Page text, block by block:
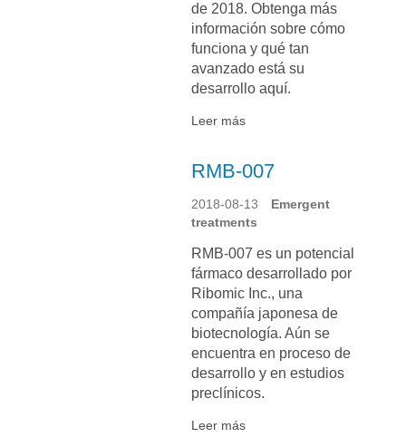
de 2018. Obtenga más
información sobre cómo
funciona y qué tan
avanzado está su
desarrollo aquí.
Leer más
RMB-007
2018-08-13
Emergent
treatments
RMB-007 es un potencial
fármaco desarrollado por
Ribomic Inc., una
compañía japonesa de
biotecnología. Aún se
encuentra en proceso de
desarrollo y en estudios
preclínicos.
Leer más